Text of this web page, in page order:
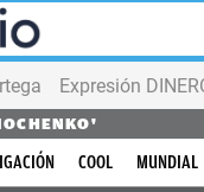
Expresión
COOL
MUNDIAL